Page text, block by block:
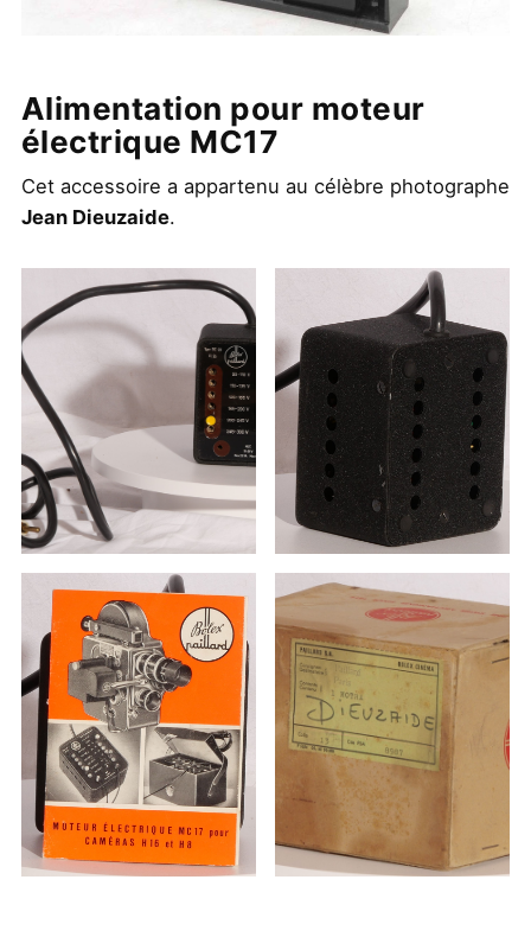
Alimentation pour moteur
électrique MC17
Cet accessoire a appartenu au célèbre photographe
Jean Dieuzaide.